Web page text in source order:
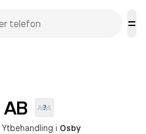
AB
Ytbehandling i Osby